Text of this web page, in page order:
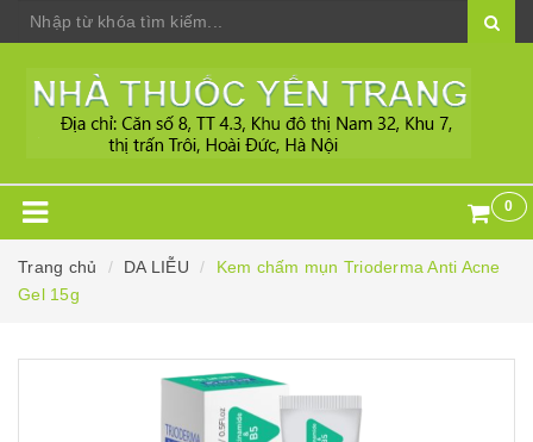
0
Trang chủ DA LIỄU
Kem chấm mụn Trioderma Anti Acne
Gel 15g